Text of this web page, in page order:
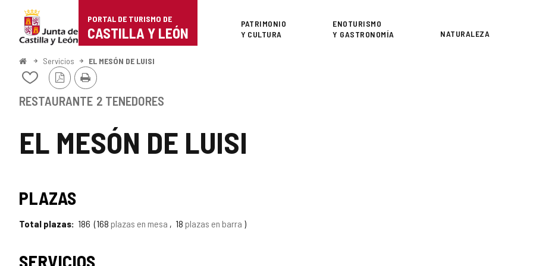
Portal
de
Turismo
Castilla
León
PORTAL DE TURISMO DE
CASTILLA Y LEÓN
Superior
PATRIMONIO
Y CULTURA
ENOTURISMO
Y GASTRONOMÍA
NATURALEZA
InicioServicios EL MESÓN DE LUISI
EL MESÓN DE LUISI
Añadir/quitar
mis
Versión
PDF
Imprimir
RESTAURANTE 2 TENEDORES
PLAZAS
Total plazas 186 168 plazas en mesa 18 plazas en barra
SERVICIOS